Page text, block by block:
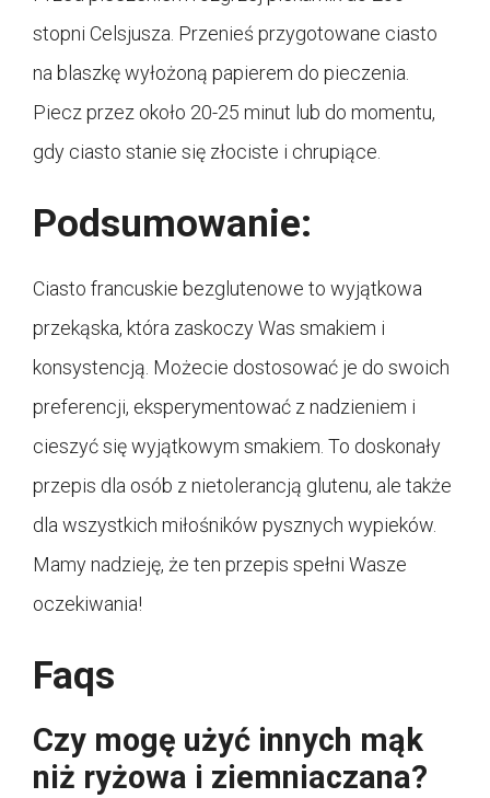
stopni Celsjusza. Przenieś przygotowane ciasto
na blaszkę wyłożoną papierem do pieczenia.
Piecz przez około 20-25 minut lub do momentu,
gdy ciasto stanie się złociste i chrupiące.
Podsumowanie:
Ciasto francuskie bezglutenowe to wyjątkowa
przekąska, która zaskoczy Was smakiem i
konsystencją. Możecie dostosować je do swoich
preferencji, eksperymentować z nadzieniem i
cieszyć się wyjątkowym smakiem. To doskonały
przepis dla osób z nietolerancją glutenu, ale także
dla wszystkich miłośników pysznych wypieków.
Mamy nadzieję, że ten przepis spełni Wasze
oczekiwania!
Faqs
Czy mogę użyć innych mąk
niż ryżowa i ziemniaczana?